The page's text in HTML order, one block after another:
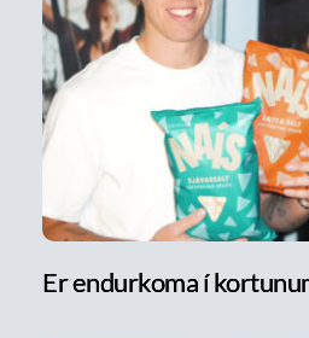
Er endurkoma í